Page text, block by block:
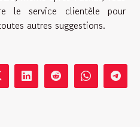
le service clientèle pour
autres suggestions.